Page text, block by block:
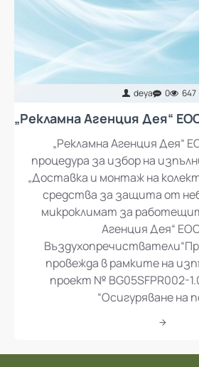
deya 0 647
„Рекламна Агенция Дея“
процедура за избор на
„Доставка и монтаж на
средства за защита от
микроклимат за
Агенция Дея“
провежда в рамките на
проект № BG05SFPR002-
“Осигуряване на